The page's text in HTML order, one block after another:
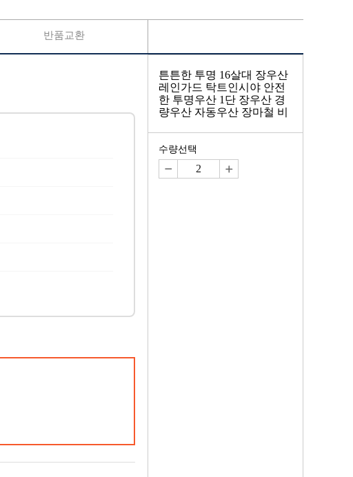
반품교환
튼튼한 투명 16살대 장우산
레인가드 탁트인시야 안전
한 투명우산 1단 장우산 경
량우산 자동우산 장마철 비
수량선택